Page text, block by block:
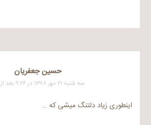
حسین جعفریان
سه شنبه ۲۱ مهر ۱۳۸۸ در ۹:۲۶ بعد از ظهر
اینطوری زیاد دلتنگ میشی که …